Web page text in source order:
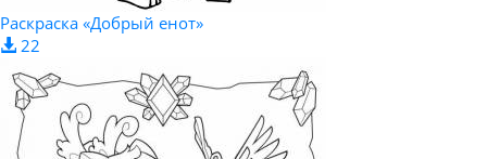
Раскраска «Добрый енот»
22